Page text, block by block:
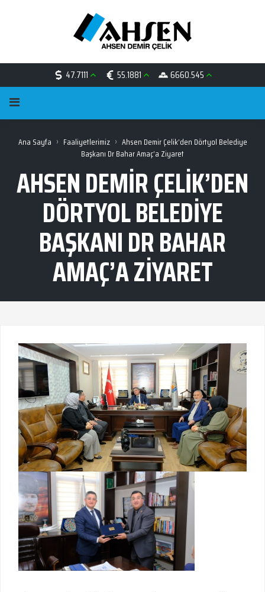
47.7111 55.1881 6660.545
Ana Sayfa › Faaliyetlerimiz › Ahsen Demir Çelik’den Dörtyol Belediye
Başkanı Dr Bahar Amaç’a Ziyaret
AHSEN DEMIR ÇELIK’DEN
DÖRTYOL BELEDIYE
BAŞKANI DR BAHAR
AMAÇ’A ZIYARET